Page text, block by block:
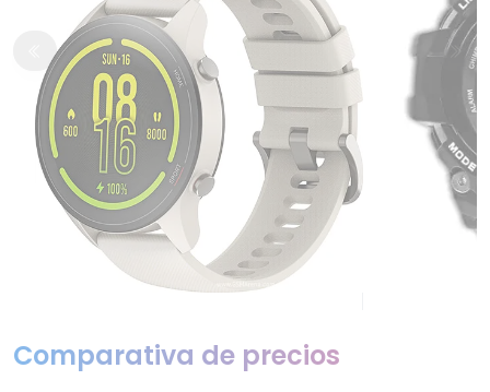
Comparativa de precios